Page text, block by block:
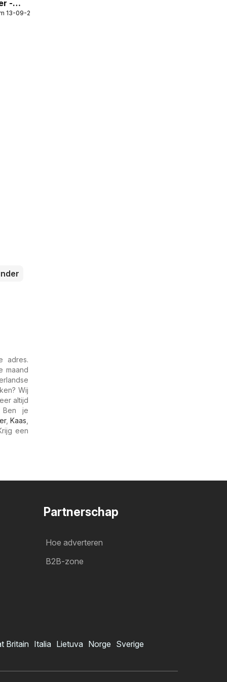
-
13-09-2026
adres.
maand
Wij
altijd
Ben je
,Kaas
een
Partnerschap
Hoe adverteren
B2B-zone
Britain Italia Lietuva Norge Sverige